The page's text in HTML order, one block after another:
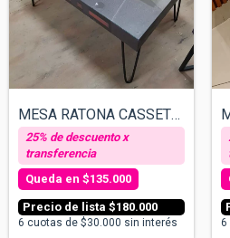
MESA RATONA CASSETTE - RED HOT CHILI PEP...
$180.000
$135.000
6 cuotas de $30.000 sin interés 6